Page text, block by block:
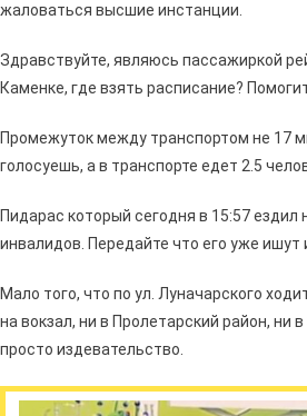
жаловаться высшие инстанции.
Здравствуйте, являюсь пассажиркой
Каменке, где взять расписание?
Промежуток между транспортом не 17
голосуешь, а в транспорте едет 2.5
Пидарас который сегодня в 15:57
инвалидов. Передайте что его уже ишут
Мало того, что по ул. Луначарского
на вокзал, ни в Пролетарский район, ни
просто издевательство.